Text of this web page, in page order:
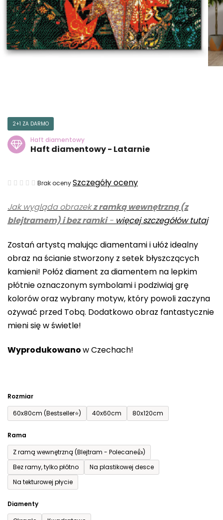
Jak wygląda obrazekz ramką wewnętrzną (z
blejtramem) i bez ramki- więcej szczegółów tutaj
Zostań artystą malując diamentami i ułóż idealny
obraz na ścianie stworzony z setek błyszczących
kamieni! Połóż diament za diamentem na lepkim
płótnie oznaczonym symbolami i podziwiaj grę
kolorów oraz wybrany motyw, który powoli zaczyna
ożywać przed Tobą. Dodatkowo obraz fantastycznie
mieni się w świetle!
Wyprodukowanow Czechach!
Rozmiar
60x80cm (Bestseller⭐)
40x60cm 80x120cm
Rama
Z ramą wewnętrzną (Blejtram - Polecane👍)
Bez ramy, tylko płótno
Na plastikowej desce
Na tekturowej płycie
Diamenty
2+1 ZA DARMO
Haft diamentowy
Haft diamentowy - Latarnie
Średnia
produktu
wynosi
na
5
gwiazdek.
Brak ocenySzczegóły oceny